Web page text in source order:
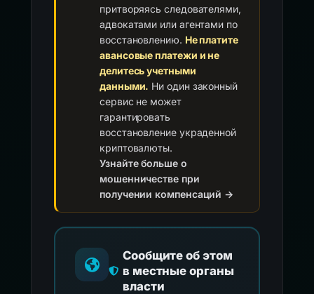
притворяясь следователями,
адвокатами или агентами по
восстановлению. Не платите
авансовые платежи и не
делитесь учетными
данными. Ни один законный
сервис не может
гарантировать
восстановление украденной
криптовалюты.
Узнайте больше о
мошенничестве при
получении компенсаций →
Сообщите об этом
в местные органы
власти